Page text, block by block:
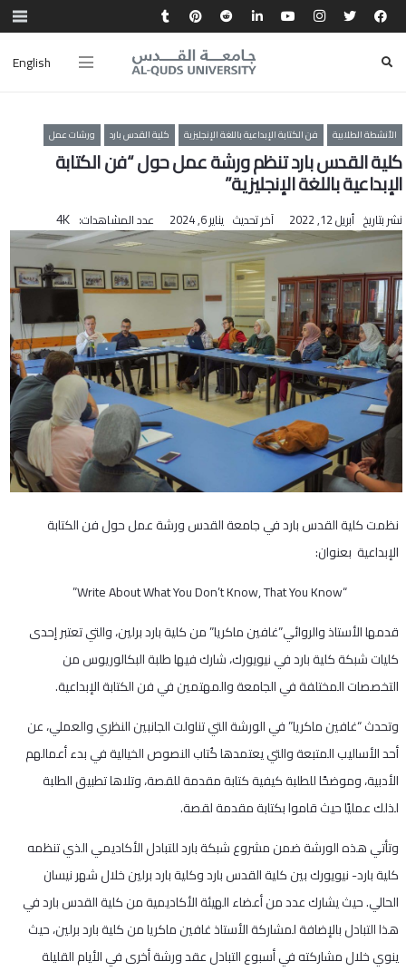
English
الأنشطة الطلابية فن الكتابة الإبداعية باللغة الإنجليزية كلية القدس بارد ورشات عمل
كلية القدس بارد تنظم ورشة عمل حول “فن الكتابة
الإبداعية باللغة الإنجليزية”
نشر بتاريخ أبريل 12, 2022 آخر تحديث يناير 6, 2024 عدد المشاهدات: 4K
نظمت كلية القدس بارد في جامعة القدس ورشة عمل حول فن الكتابة
الإبداعية بعنوان:
“Write About What You Don’t Know, That You Know”
قدمها الأستاذ والروائي”غافين ماكريا” من كلية بارد برلين، والتي تعتبر إحدى
كليات شبكة كلية بارد في نيويورك، شارك فيها طلبة البكالوريوس من
التخصصات المختلفة في الجامعة والمهتمين في فن الكتابة الإبداعية.
وتحدث “غافين ماكريا” في الورشة التي تناولت الجانبين النظري والعملي، عن
أحد الأساليب المتبعة والتي يعتمدها كُتاب النصوص الخيالية في بدء أعمالهم
الأدبية، وموضحًا للطلبة كيفية كتابة مقدمة للقصة، وتلاها تطبيق الطلبة
لذلك عمليًا حيث قاموا بكتابة مقدمة لقصة.
وتأتي هذه الورشة ضمن مشروع شبكة بارد للتبادل الأكاديمي الذي تنظمه
كلية بارد- نيويورك بين كلية القدس بارد وكلية بارد برلين خلال شهر نيسان
الحالي. حيث يشارك عدد من أعضاء الهيئة الأكاديمية من كلية القدس بارد في
هذا التبادل بالإضافة لمشاركة الأستاذ غافين ماكريا من كلية بارد برلين، حيث
ينوي خلال مشاركته في أسبوع التبادل عقد ورشة أخرى في الأيام القليلة